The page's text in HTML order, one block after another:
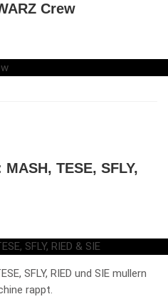
Crew
TESE, SFLY,
SFLY, RIED und SIE mullern
rappt.